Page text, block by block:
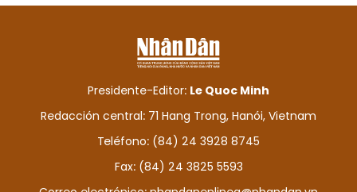
Presidente-Editor: Le Quoc Minh
Redacción central: 71 Hang Trong, Hanói, Vietnam
Teléfono: (84) 24 3928 8745
Fax: (84) 24 3825 5593